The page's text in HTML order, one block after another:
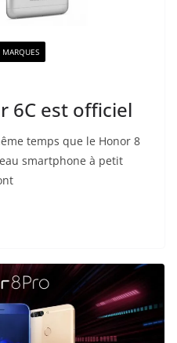
MARQUES
6C est officiel
temps que le Honor 8
smartphone à petit